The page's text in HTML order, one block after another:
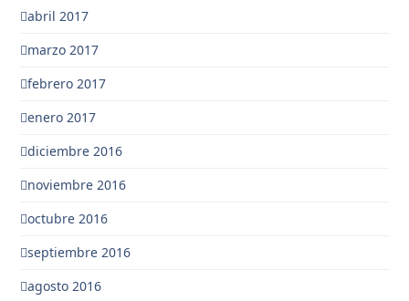
abril 2017
marzo 2017
febrero 2017
enero 2017
diciembre 2016
noviembre 2016
octubre 2016
septiembre 2016
agosto 2016